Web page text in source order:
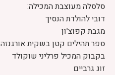
סלסלה מעוצבת המכילה:
דובי להולדת הנסיך
מגבת קפוצ'ון
ספר תהילים קטן בשקית אורגנזה
בקבוק המכיל פרליני שוקולד
זוג גרביים